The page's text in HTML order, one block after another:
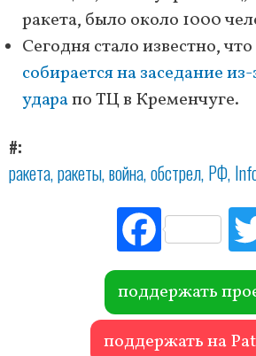
ракета, было около 1000
Сегодня стало известно,
собирается на заседание
ударапо ТЦ в Кременчуге.
#
ракета ракеты война обстрел РФ
Fac
ebo
ok
поддержать
поддержать на